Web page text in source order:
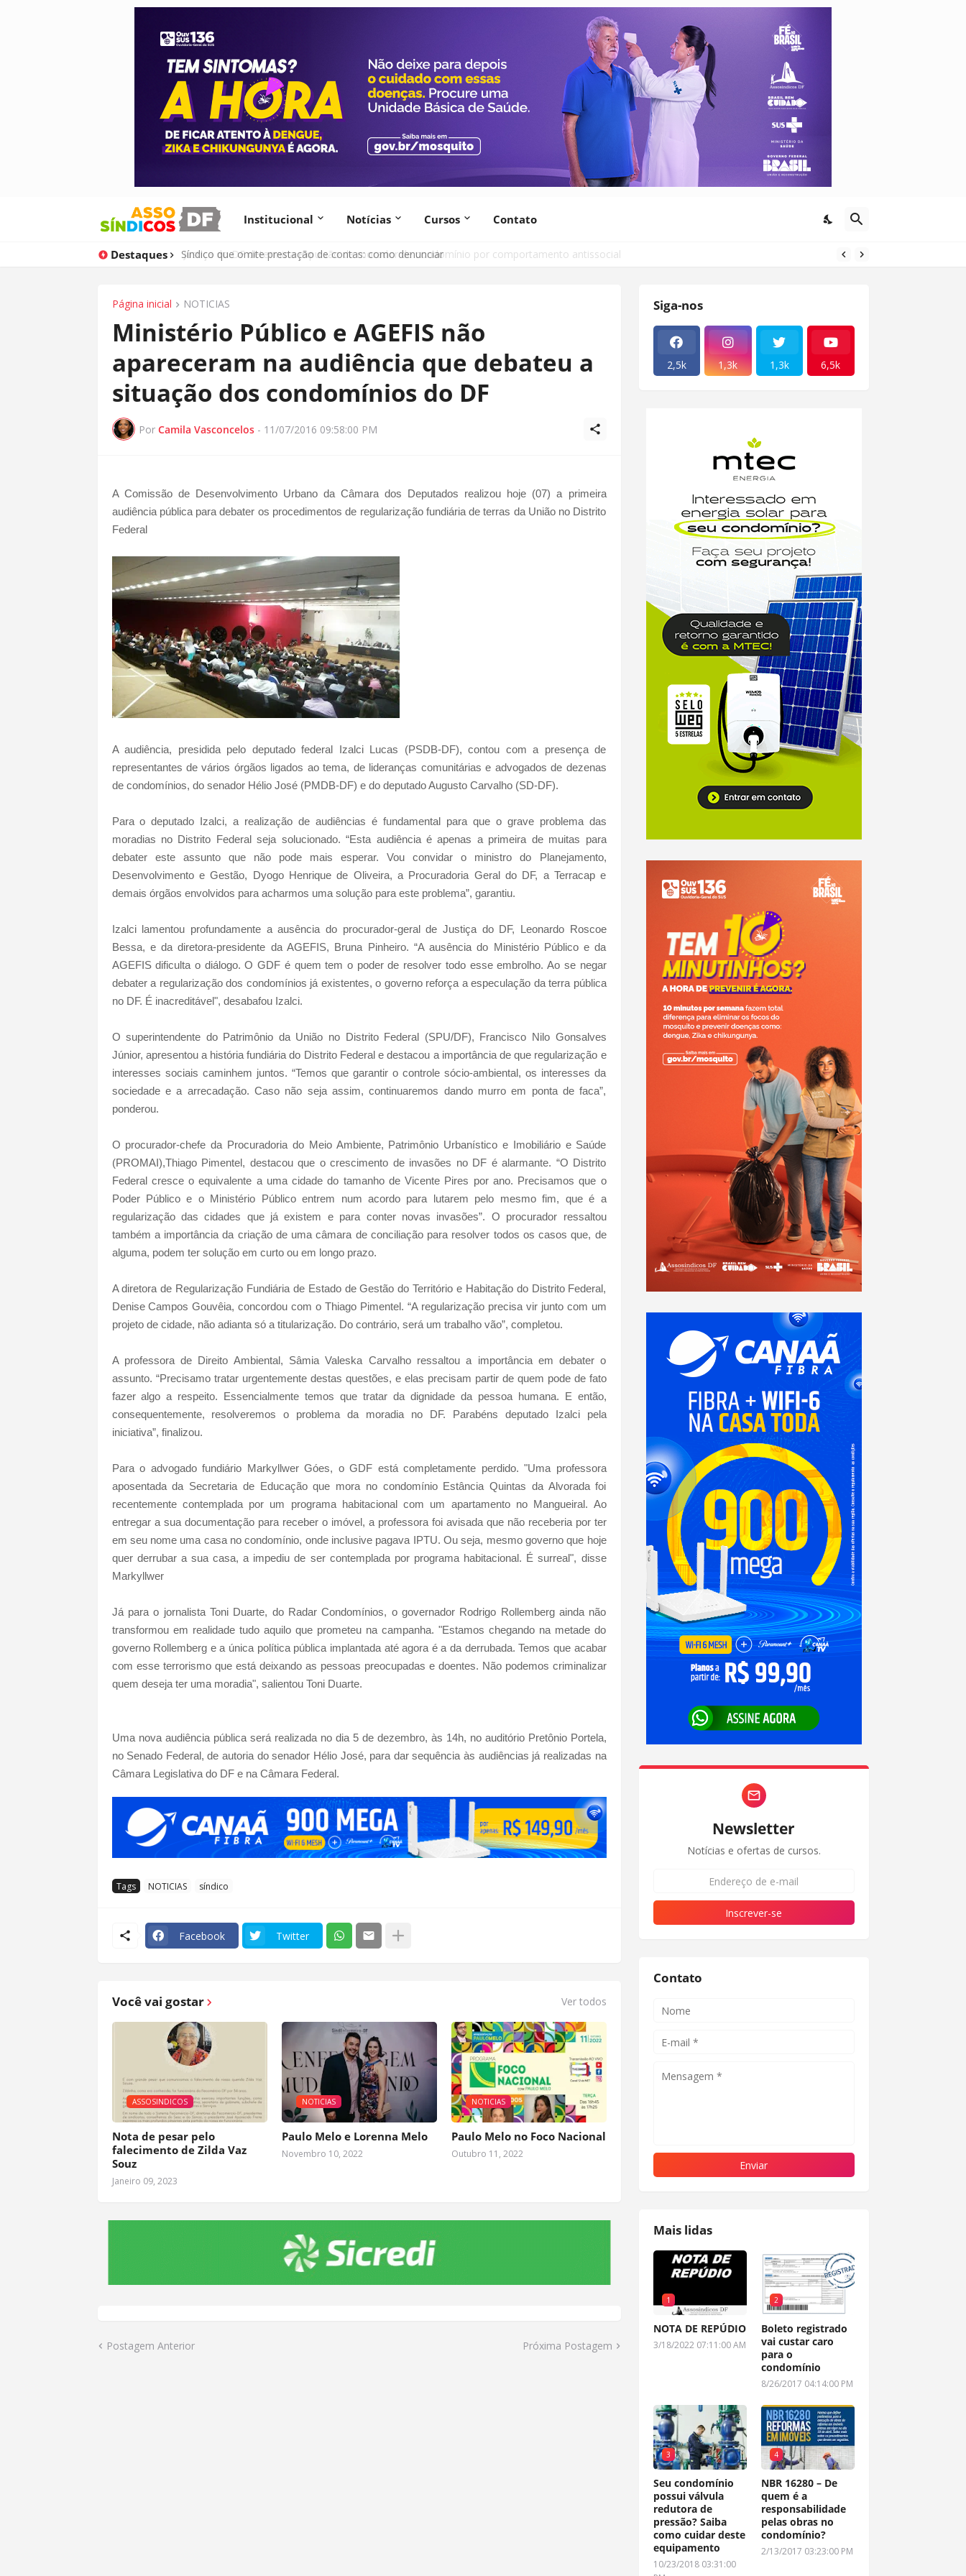
Institucional Notícias Cursos Contato
Destaques Justiça do DF determina expulsão de morador de condomínio por comportamento antissocial
Página inicial NOTICIAS
Ministério Público e AGEFIS não
apareceram na audiência que debateu a
situação dos condomínios do DF
Por Camila Vasconcelos - 11/07/2016 09:58:00 PM
A Comissão de Desenvolvimento Urbano da Câmara dos Deputados realizou hoje (07) a primeira
audiência pública para debater os procedimentos de regularização fundiária de terras da União no Distrito
Federal
A audiência, presidida pelo deputado federal Izalci Lucas (PSDB-DF), contou com a presença de
representantes de vários órgãos ligados ao tema, de lideranças comunitárias e advogados de dezenas
de condomínios, do senador Hélio José (PMDB-DF) e do deputado Augusto Carvalho (SD-DF).
Para o deputado Izalci, a realização de audiências é fundamental para que o grave problema das
moradias no Distrito Federal seja solucionado. “Esta audiência é apenas a primeira de muitas para
debater este assunto que não pode mais esperar. Vou convidar o ministro do Planejamento,
Desenvolvimento e Gestão, Dyogo Henrique de Oliveira, a Procuradoria Geral do DF, a Terracap e
demais órgãos envolvidos para acharmos uma solução para este problema”, garantiu.
Izalci lamentou profundamente a ausência do procurador-geral de Justiça do DF, Leonardo Roscoe
Bessa, e da diretora-presidente da AGEFIS, Bruna Pinheiro. “A ausência do Ministério Público e da
AGEFIS dificulta o diálogo. O GDF é quem tem o poder de resolver todo esse embrolho. Ao se negar
debater a regularização dos condomínios já existentes, o governo reforça a especulação da terra pública
no DF. É inacreditável", desabafou Izalci.
O superintendente do Patrimônio da União no Distrito Federal (SPU/DF), Francisco Nilo Gonsalves
Júnior, apresentou a história fundiária do Distrito Federal e destacou a importância de que regularização e
interesses sociais caminhem juntos. “Temos que garantir o controle sócio-ambiental, os interesses da
sociedade e a arrecadação. Caso não seja assim, continuaremos dando murro em ponta de faca”,
ponderou.
O procurador-chefe da Procuradoria do Meio Ambiente, Patrimônio Urbanístico e Imobiliário e Saúde
(PROMAI),Thiago Pimentel, destacou que o crescimento de invasões no DF é alarmante. “O Distrito
Federal cresce o equivalente a uma cidade do tamanho de Vicente Pires por ano. Precisamos que o
Poder Público e o Ministério Público entrem num acordo para lutarem pelo mesmo fim, que é a
regularização das cidades que já existem e para conter novas invasões”. O procurador ressaltou
também a importância da criação de uma câmara de conciliação para resolver todos os casos que, de
alguma, podem ter solução em curto ou em longo prazo.
A diretora de Regularização Fundiária de Estado de Gestão do Território e Habitação do Distrito Federal,
Denise Campos Gouvêia, concordou com o Thiago Pimentel. “A regularização precisa vir junto com um
projeto de cidade, não adianta só a titularização. Do contrário, será um trabalho vão”, completou.
A professora de Direito Ambiental, Sâmia Valeska Carvalho ressaltou a importância em debater o
assunto. “Precisamo tratar urgentemente destas questões, e elas precisam partir de quem pode de fato
fazer algo a respeito. Essencialmente temos que tratar da dignidade da pessoa humana. E então,
consequentemente, resolveremos o problema da moradia no DF. Parabéns deputado Izalci pela
iniciativa”, finalizou.
Para o advogado fundiário Markyllwer Góes, o GDF está completamente perdido. "Uma professora
aposentada da Secretaria de Educação que mora no condomínio Estância Quintas da Alvorada foi
recentemente contemplada por um programa habitacional com um apartamento no Mangueiral. Ao
entregar a sua documentação para receber o imóvel, a professora foi avisada que não receberia por ter
em seu nome uma casa no condomínio, onde inclusive pagava IPTU. Ou seja, mesmo governo que hoje
quer derrubar a sua casa, a impediu de ser contemplada por programa habitacional. É surreal", disse
Markyllwer
Já para o jornalista Toni Duarte, do Radar Condomínios, o governador Rodrigo Rollemberg ainda não
transformou em realidade tudo aquilo que prometeu na campanha. "Estamos chegando na metade do
governo Rollemberg e a única política pública implantada até agora é a da derrubada. Temos que acabar
com esse terrorismo que está deixando as pessoas preocupadas e doentes. Não podemos criminalizar
quem deseja ter uma moradia", salientou Toni Duarte.
Uma nova audiência pública será realizada no dia 5 de dezembro, às 14h, no auditório Pretônio Portela,
no Senado Federal, de autoria do senador Hélio José, para dar sequência às audiências já realizadas na
Câmara Legislativa do DF e na Câmara Federal.
Tags NOTICIAS síndico
Facebook Twitter
Você vai gostar Ver todos
ASSOSINDICOS
Nota de pesar pelo
falecimento de Zilda Vaz
Souz
Janeiro 09, 2023
NOTICIAS
Paulo Melo e Lorenna Melo
Novembro 10, 2022
NOTICIAS
Paulo Melo no Foco Nacional
Outubro 11, 2022
Postagem Anterior Próxima Postagem
Siga-nos
2,5k 1,3k 1,3k 6,5k
Newsletter
Notícias e ofertas de cursos.
Contato
Mais lidas
1
NOTA DE REPÚDIO
3/18/2022 07:11:00 AM
2
Boleto registrado
vai custar caro
para o
condomínio
8/26/2017 04:14:00 PM
3
Seu condomínio
possui válvula
redutora de
pressão? Saiba
como cuidar deste
equipamento
10/23/2018 03:31:00
4
NBR 16280 – De
quem é a
responsabilidade
pelas obras no
condomínio?
2/13/2017 03:23:00 PM